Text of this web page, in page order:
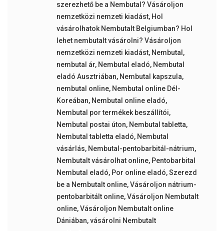
szerezhető be a Nembutal? Vásároljon
nemzetközi nemzeti kiadást, Hol
vásárolhatok Nembutalt Belgiumban? Hol
lehet nembutalt vásárolni? Vásároljon
nemzetközi nemzeti kiadást, Nembutal ,
nembutal ár, Nembutal eladó, Nembutal
eladó Ausztriában, Nembutal kapszula,
nembutal online, Nembutal online Dél-
Koreában, Nembutal online eladó,
Nembutal por termékek beszállítói,
Nembutal postai úton, Nembutal tabletta,
Nembutal tabletta eladó, Nembutal
vásárlás, Nembutal-pentobarbitál-nátrium,
Nembutalt vásárolhat online, Pentobarbital
Nembutal eladó, Por online eladó,Szerezd
be a Nembutalt online,Vásároljon nátrium-
pentobarbitált online,Vásároljon Nembutalt
online,Vásároljon Nembutalt online
Dániában,vásárolni Nembutalt